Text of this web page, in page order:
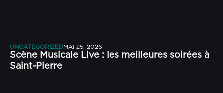
UNCATEGORIZEDMAI 25, 2026
Scène Musicale Live : les meilleures soirées à
Saint-Pierre